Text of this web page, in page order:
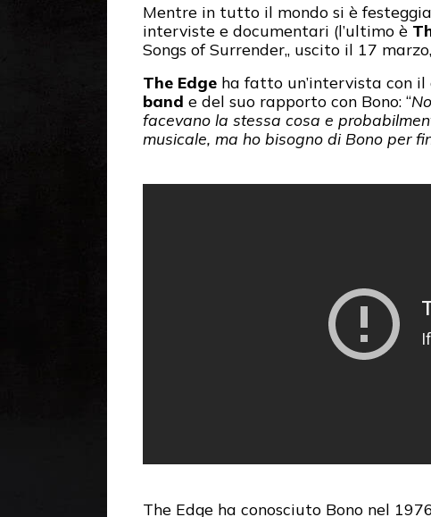
Mentre in tutto il mondo si è
interviste e documentari (l’ultimo è
Songs of Surrender,, uscito il 17
The Edge ha fatto un’intervista con
band e del suo rapporto con Bono: “
facevano la stessa cosa e
musicale, ma ho bisogno di Bono per
The Edge ha conosciuto Bono nel